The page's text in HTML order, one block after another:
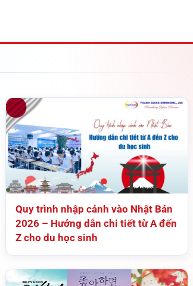
Quy trình nhập cảnh vào Nhật Bản
2026 – Hướng dẫn chi tiết từ A đến
Z cho du học sinh